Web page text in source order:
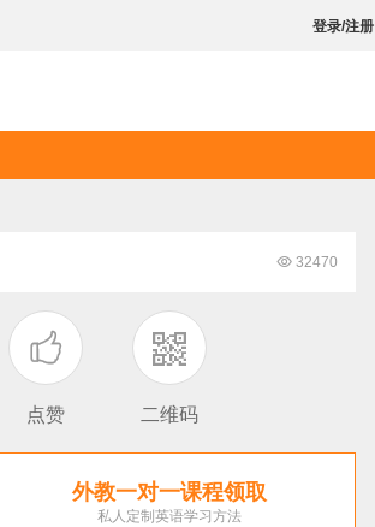
登录/注册
 32470

点赞 二维码
外教一对一课程领取
私人定制英语学习方法